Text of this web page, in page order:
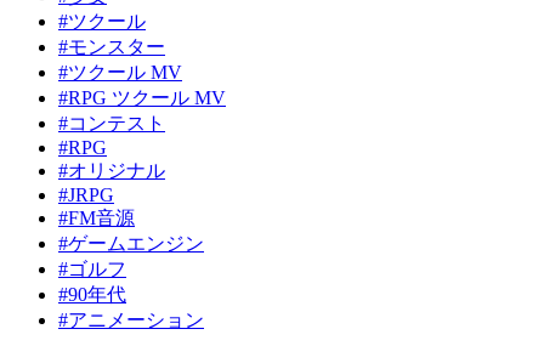
#ツクール
#モンスター
#ツクール MV
#RPG ツクール MV
#コンテスト
#RPG
#オリジナル
#JRPG
#FM音源
#ゲームエンジン
#ゴルフ
#90年代
#アニメーション